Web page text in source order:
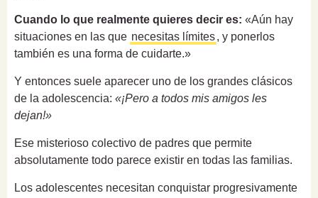
Cuando lo que realmente quieres decir es: «Aún hay
situaciones en las que necesitas límites, y ponerlos
también es una forma de cuidarte.»
Y entonces suele aparecer uno de los grandes clásicos
de la adolescencia: «¡Pero a todos mis amigos les
dejan!»
Ese misterioso colectivo de padres que permite
absolutamente todo parece existir en todas las familias.
Los adolescentes necesitan conquistar progresivamente